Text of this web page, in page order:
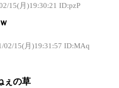
15(月)19:30:21 ID:pzP
02/15(月)19:31:57 ID:MAq
ぇの草